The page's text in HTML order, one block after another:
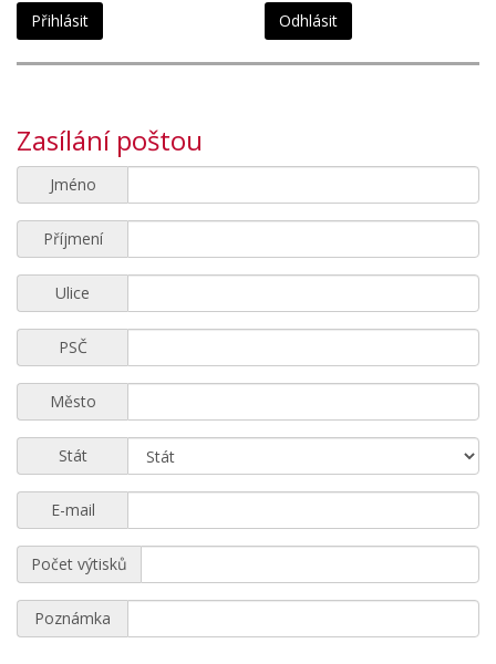
Přihlásit Odhlásit
Zasílání poštou
Jméno
Příjmení
Ulice
PSČ
Město
Stát
E-mail
Počet výtisků
Poznámka